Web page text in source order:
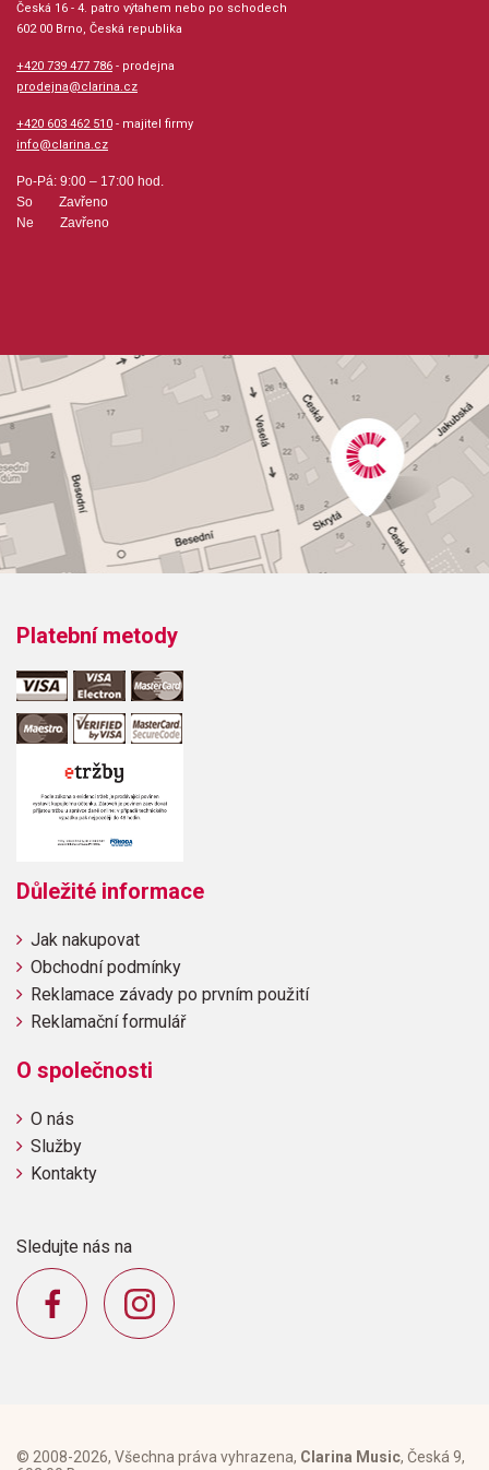
Česká 16 - 4. patro výtahem nebo po schodech
602 00 Brno, Česká republika
+420 739 477 786 - prodejna
prodejna@clarina.cz
+420 603 462 510 - majitel firmy
info@clarina.cz
Po-Pá: 9:00 – 17:00 hod.
So Zavřeno
Ne Zavřeno
Platební metody
Důležité informace
Jak nakupovat
Obchodní podmínky
Reklamace závady po prvním použití
Reklamační formulář
O společnosti
O nás
Služby
Kontakty
Sledujte nás na
© 2008-2026, Všechna práva vyhrazena, Clarina Music, Česká 9,